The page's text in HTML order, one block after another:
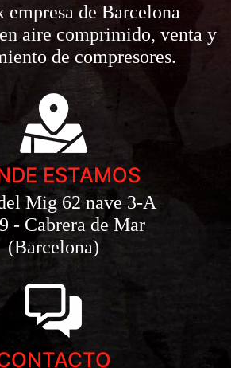
empresa de Barcelona
aire comprimido, venta y
de compresores.
ESTAMOS
Mig 62 nave 3-A
- Cabrera de Mar
(Barcelona)